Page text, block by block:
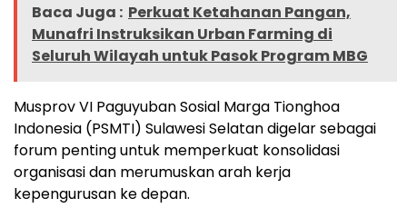
Baca Juga : Perkuat Ketahanan Pangan,
Munafri Instruksikan Urban Farming di
Seluruh Wilayah untuk Pasok Program MBG
Musprov VI Paguyuban Sosial Marga Tionghoa
Indonesia (PSMTI) Sulawesi Selatan digelar sebagai
forum penting untuk memperkuat konsolidasi
organisasi dan merumuskan arah kerja
kepengurusan ke depan.